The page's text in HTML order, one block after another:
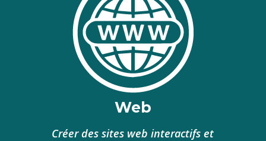
Web
Créer des sites web interactifs et